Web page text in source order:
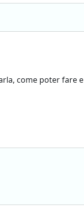
come poter fare e